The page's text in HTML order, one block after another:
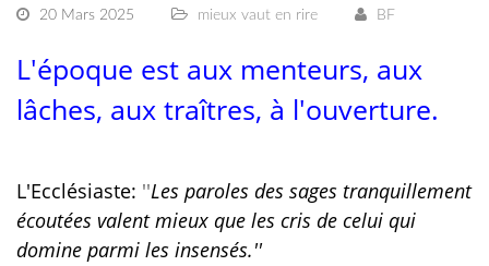
20 Mars 2025 mieux vaut en rire BF
L'époque est aux menteurs, aux
lâches, aux traîtres, à l'ouverture.
L'Ecclésiaste: ''Les paroles des sages tranquillement
écoutées valent mieux que les cris de celui qui
domine parmi les insensés.''